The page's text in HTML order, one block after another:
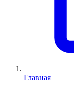
Главная